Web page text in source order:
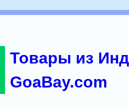
Товары из
GoaBay.com